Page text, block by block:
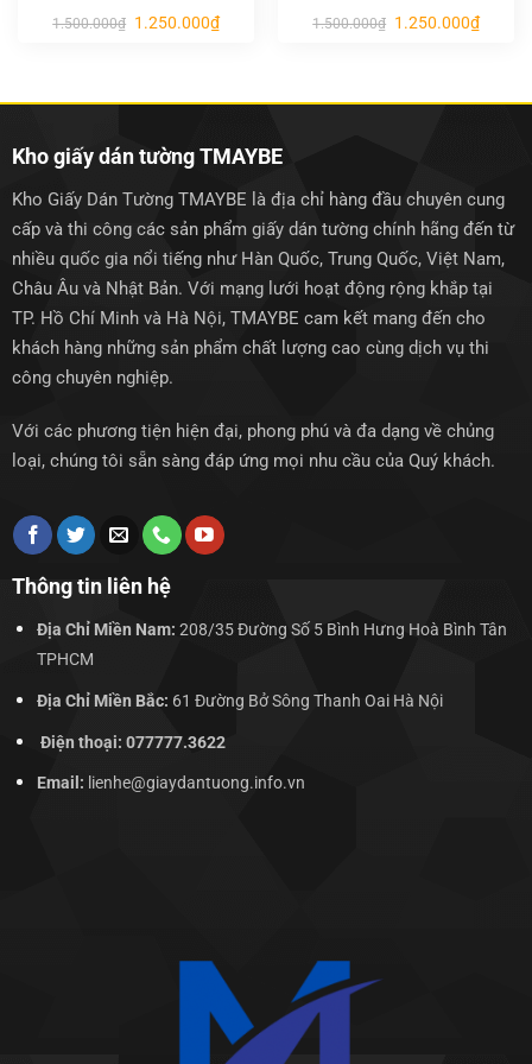
1.500.000₫ Giá
1.250.000₫Giá
hiện
1.500.000₫ Giá
1.250.000₫Giá
hiện
Kho giấy dán tường TMAYBE
Kho Giấy Dán Tường TMAYBE là địa chỉ hàng đầu chuyên cung
cấp và thi công các sản phẩm giấy dán tường chính hãng đến từ
nhiều quốc gia nổi tiếng như Hàn Quốc, Trung Quốc, Việt Nam,
Châu Âu và Nhật Bản. Với mạng lưới hoạt động rộng khắp tại
TP. Hồ Chí Minh và Hà Nội, TMAYBE cam kết mang đến cho
khách hàng những sản phẩm chất lượng cao cùng dịch vụ thi
công chuyên nghiệp.
Với các phương tiện hiện đại, phong phú và đa dạng về chủng
loại, chúng tôi sẵn sàng đáp ứng mọi nhu cầu của Quý khách.
Thông tin liên hệ
Địa Chỉ Miền Nam: 208/35 Đường Số 5 Bình Hưng Hoà Bình Tân
TPHCM
Địa Chỉ Miền Bắc: 61 Đường Bở Sông Thanh Oai Hà Nội
Điện thoại: 077777.3622
Email: lienhe@giaydantuong.info.vn